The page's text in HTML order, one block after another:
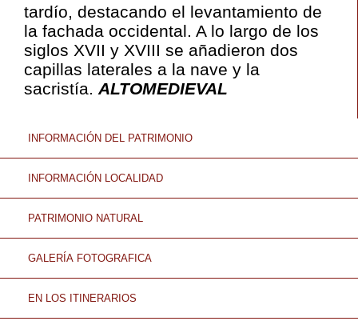
INFORMACIÓN DEL PATRIMONIO
INFORMACIÓN LOCALIDAD
PATRIMONIO NATURAL
GALERÍA FOTOGRAFICA
EN LOS ITINERARIOS
tardío, destacando el levantamiento de
la fachada occidental. A lo largo de los
siglos XVII y XVIII se añadieron dos
capillas laterales a la nave y la
sacristía. ALTOMEDIEVAL